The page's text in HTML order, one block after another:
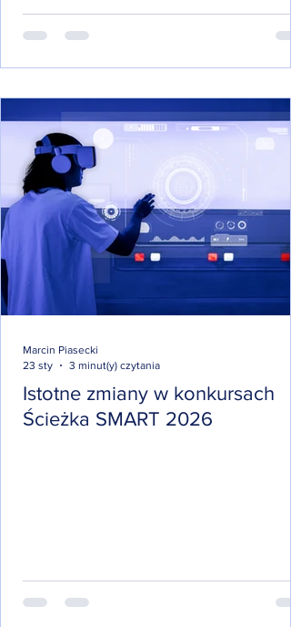
Istotne zmiany w konkursach
Ścieżka SMART 2026
Marcin Piasecki
23 sty
3 minut(y) czytania